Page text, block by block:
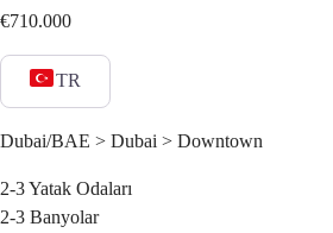
€710.000
TR
Dubai/BAE > Dubai > Downtown
2-3Yatak Odaları
2-3 Banyolar